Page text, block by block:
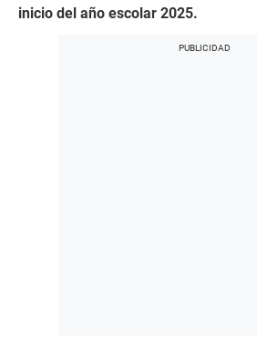
inicio del año escolar 2025.